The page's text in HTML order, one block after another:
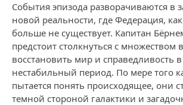
События эпизода разворачиваются в
новой реальности, где Федерация,
больше не существует. Капитан
предстоит столкнуться с множеством
восстановить мир и справедливость в
нестабильный период. По мере того
пытается понять происходящее, они
темной стороной галактики и